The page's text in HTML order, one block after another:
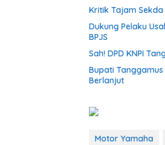
Kritik Tajam Sekda
Dukung Pelaku
BPJS
Sah! DPD KNPI
Bupati Tanggamus
Berlanjut
Motor Yamaha